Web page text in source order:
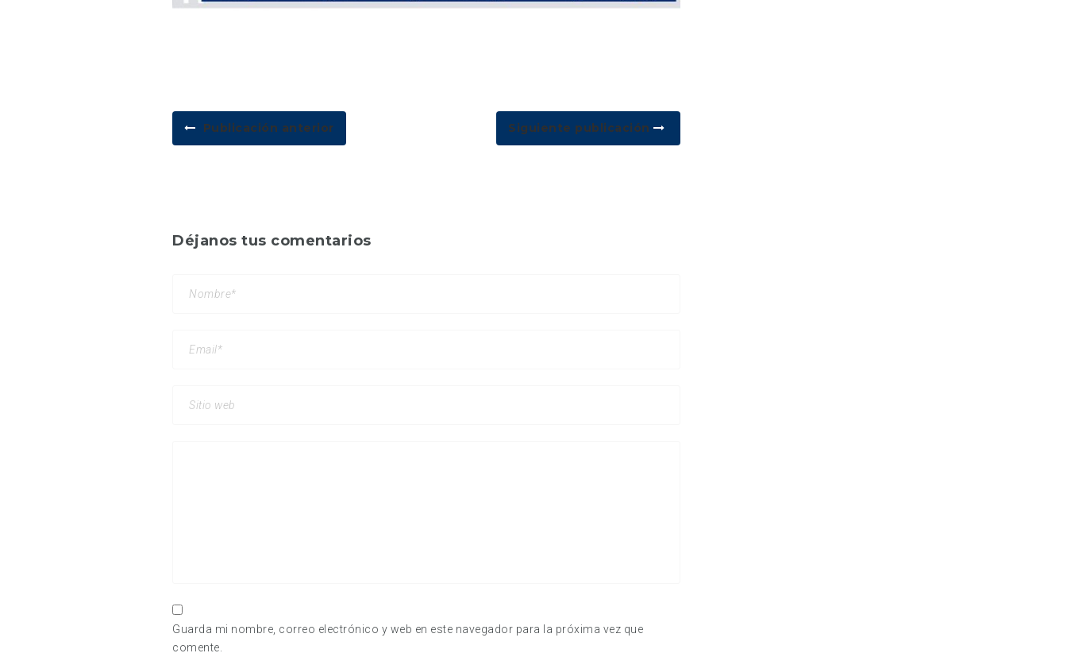
Publicación anterior Siguiente publicación
Déjanos tus comentarios
Guarda mi nombre, correo electrónico y web en este navegador para la próxima vez que
comente.